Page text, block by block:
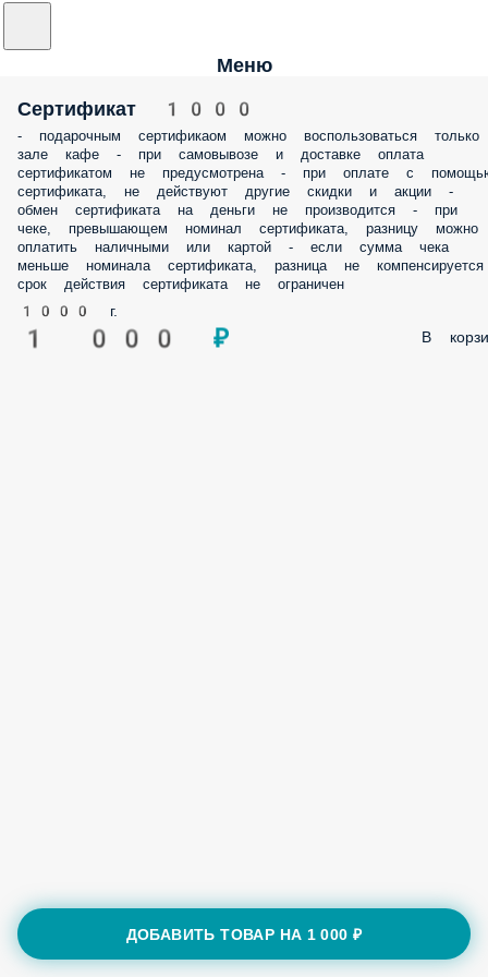
Меню
Сертификат 1000
- подарочным сертификаом можно воспользоваться
зале кафе - при самовывозе и доставке оплата
сертификатом не предусмотрена - при оплате с
сертификата, не действуют другие скидки и акции -
обмен сертификата на деньги не производится - при
чеке, превышающем номинал сертификата, разницу можно
оплатить наличными или картой - если сумма чека
меньше номинала сертификата, разница не
срок действия сертификата не ограничен
1000 г.
1 000 ₽ В
ДОБАВИТЬ ТОВАР НА 1 000 ₽